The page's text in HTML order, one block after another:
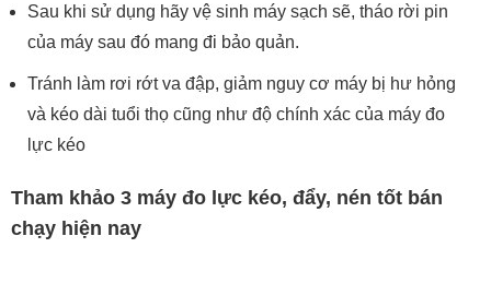
Sau khi sử dụng hãy vệ sinh máy sạch sẽ, tháo rời pin
của máy sau đó mang đi bảo quản.
Tránh làm rơi rớt va đập, giảm nguy cơ máy bị hư hỏng
và kéo dài tuổi thọ cũng như độ chính xác của máy đo
lực kéo
Tham khảo 3 máy đo lực kéo, đẩy, nén tốt bán
chạy hiện nay